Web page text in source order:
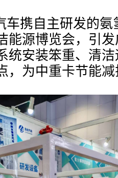
车携自主研发的
能源博览会，引
统安装笨重、清
，为中重卡节能